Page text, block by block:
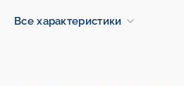
Все характеристики